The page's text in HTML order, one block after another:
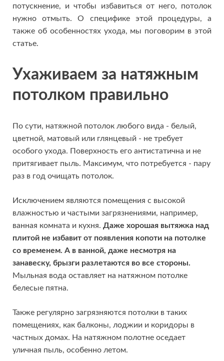
потускнение, и чтобы избавиться от него, потолок
нужно отмыть. О специфике этой процедуры, а
также об особенностях ухода, мы поговорим в этой
статье.
Ухаживаем за натяжным
потолком правильно
По сути, натяжной потолок любого вида - белый,
цветной, матовый или глянцевый - не требует
особого ухода. Поверхность его антистатична и не
притягивает пыль. Максимум, что потребуется - пару
раз в год очищать потолок.
Исключением являются помещения с высокой
влажностью и частыми загрязнениями, например,
ванная комната и кухня. Даже хорошая вытяжка над
плитой не избавит от появления копоти на потолке
со временем. А в ванной, даже несмотря на
занавеску, брызги разлетаются во все стороны.
Мыльная вода оставляет на натяжном потолке
белесые пятна.
Также регулярно загрязняются потолки в таких
помещениях, как балконы, лоджии и коридоры в
частных домах. На натяжном полотне оседает
уличная пыль, особенно летом.